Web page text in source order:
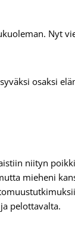
Nyt
osaksi
niityn
mieheni
pelottavalta.